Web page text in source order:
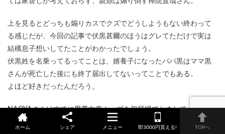
上を見るとどっちも煽りカスでクズでどうしようもない終わって
る感じだが、今回の記事で伏黒甚爾のほうはグレてただけで実は
結構息子想いしてたことがわかったでしょう。
伏黒姓を名乗ってるってことは、婿養子になったパパ黒はママ黒
さんが死亡した後にも終了届出してないってことでもある。
よほど好きだったんだろう。
NAOYAさんはすでに男尊女卑ムーブを初登場でかましてくれてお
り、「おいおいアイツ死んだわ」としか思われてないが…もしかし
ホーム シェア メニュー 即3000円貰える! TOPへ